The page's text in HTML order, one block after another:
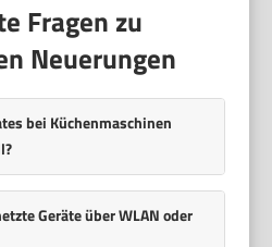
Fragen zu
Neuerungen
bei Küchenmaschinen
Geräte überWLANoder